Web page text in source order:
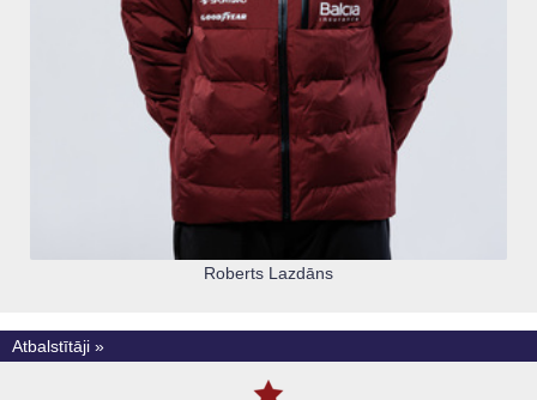
Roberts Lazdāns
Atbalstītāji »